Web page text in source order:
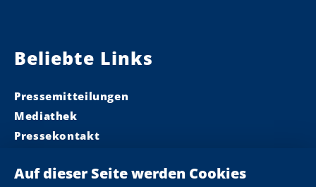
Beliebte Links
Pressemitteilungen
Mediathek
Pressekontakt
Landeskabinett